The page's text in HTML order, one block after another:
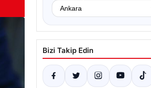
Bizi Takip Edin